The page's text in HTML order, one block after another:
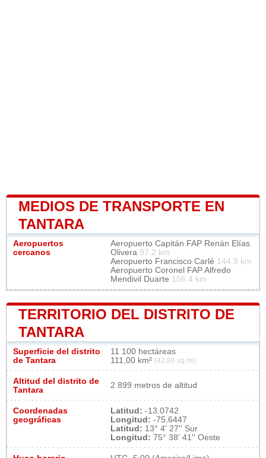
MEDIOS DE TRANSPORTE EN
TANTARA
Aeropuertos
cercanos
Aeropuerto Capitán FAP Renán Elías
Olivera 97.2 km
Aeropuerto Francisco Carlé 144.9 km
Aeropuerto Coronel FAP Alfredo
Mendivil Duarte 156.4 km
TERRITORIO DEL DISTRITO DE
TANTARA
Superficie del distrito
de Tantara
11 100 hectáreas
111,00 km² (42,86 sq mi)
Altitud del distrito de
Tantara
2 899 metros de altitud
Coordenadas
geográficas
Latitud: -13.0742
Longitud: -75.6447
Latitud: 13° 4' 27'' Sur
Longitud: 75° 38' 41'' Oeste